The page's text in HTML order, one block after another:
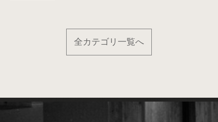
全カテゴリ一覧へ